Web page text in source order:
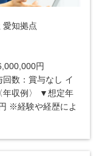
愛知拠点
円
数：賞与なし イ
年収例〉 ▼想定年
※経験や経歴によ